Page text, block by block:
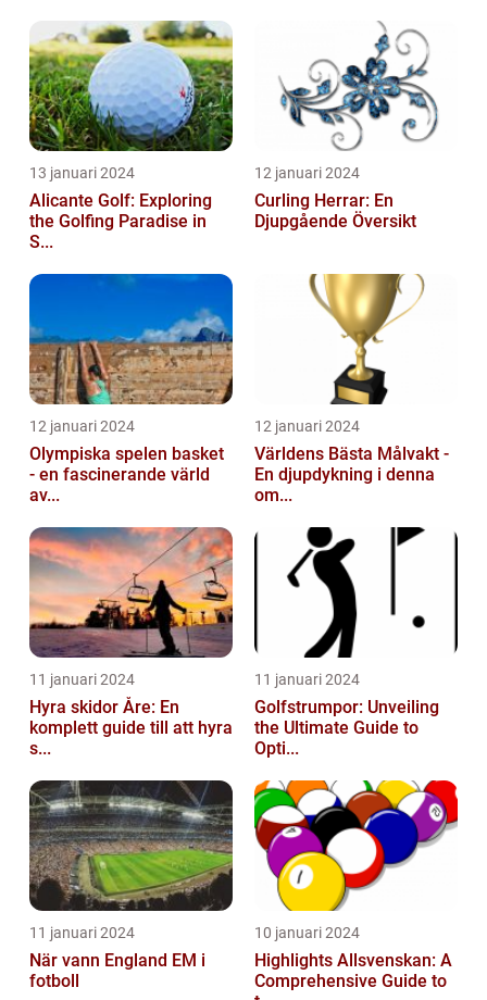
13 januari 2024
Alicante Golf: Exploring
the Golfing Paradise in
S...
12 januari 2024
Curling Herrar: En
Djupgående Översikt
12 januari 2024
Olympiska spelen basket
- en fascinerande värld
av...
12 januari 2024
Världens Bästa Målvakt -
En djupdykning i denna
om...
11 januari 2024
Hyra skidor Åre: En
komplett guide till att hyra
s...
11 januari 2024
Golfstrumpor: Unveiling
the Ultimate Guide to
Opti...
11 januari 2024
När vann England EM i
fotboll
10 januari 2024
Highlights Allsvenskan: A
Comprehensive Guide to